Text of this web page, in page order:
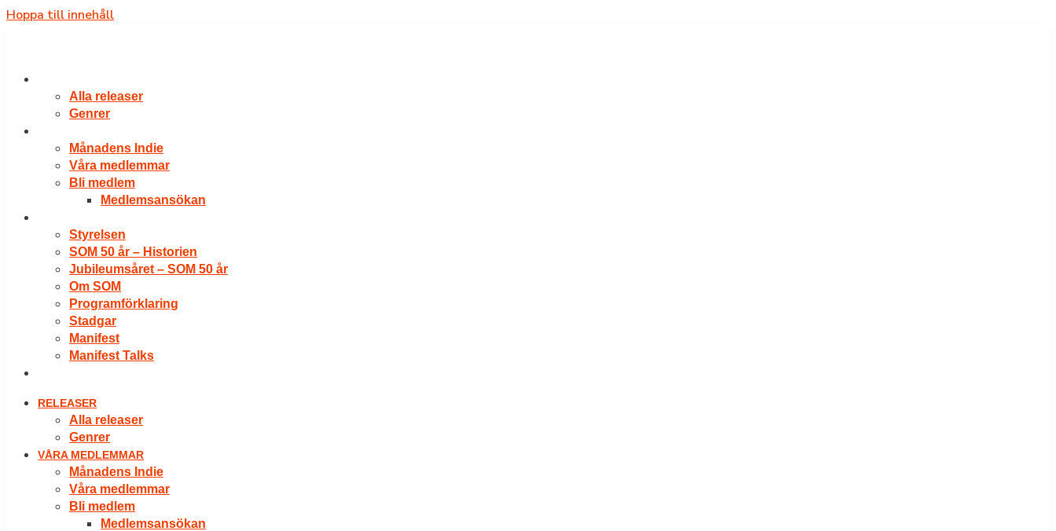
Hoppa till innehåll
Alla releaser
Genrer
Månadens Indie
Våra medlemmar
Bli medlem
Medlemsansökan
Styrelsen
SOM 50 år – Historien
Jubileumsåret – SOM 50 år
Om SOM
Programförklaring
Stadgar
Manifest
Manifest Talks
RELEASER
Alla releaser
Genrer
VÅRA MEDLEMMAR
Månadens Indie
Våra medlemmar
Bli medlem
Medlemsansökan